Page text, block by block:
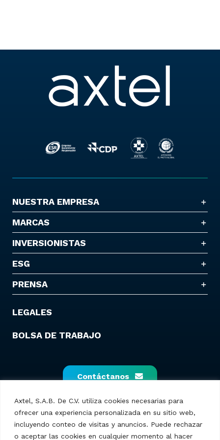
Axtel, S.A.B. De C.V. utiliza cookies necesarias para
ofrecer una experiencia personalizada en su sitio web,
incluyendo conteo de visitas y anuncios. Puede rechazar
o aceptar las cookies en cualquier momento al hacer
NUESTRA EMPRESA
MARCAS
INVERSIONISTAS
ESG
PRENSA